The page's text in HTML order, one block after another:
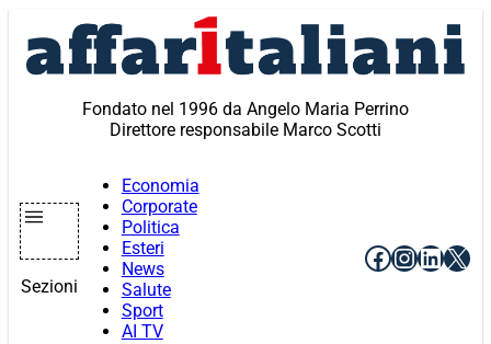
contenuto
Fondato nel 1996 da Angelo Maria Perrino
Direttore responsabile Marco Scotti
Sezioni
Economia
Corporate
Politica
Esteri
News
Salute
Sport
AI TV
Facebook
X